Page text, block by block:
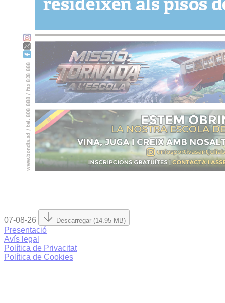
07-08-26 Descarregar (14.95 MB)
Presentació
Avís legal
Política de Privacitat
Política de Cookies